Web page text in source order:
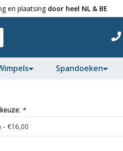
en plaatsing door heel NL & BE
Spandoeken
*